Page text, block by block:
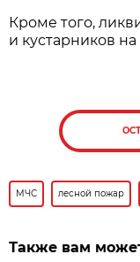
Кроме того,
и кустарников
МЧС лесной пожар
Также вам